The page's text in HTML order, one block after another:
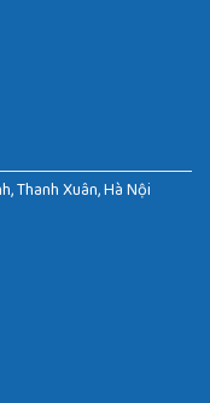
Thanh Xuân, Hà Nội